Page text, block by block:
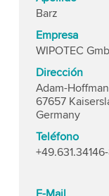
Barz
Empresa
WIPOTEC
Dirección
Adam-
67657
Germany
Teléfono